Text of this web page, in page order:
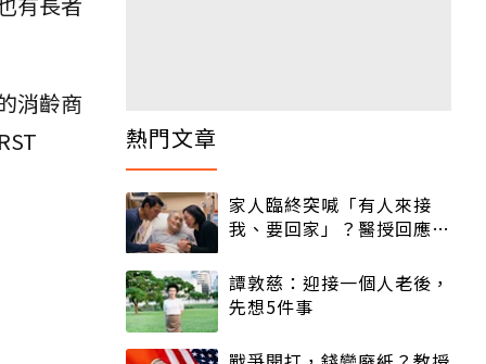
消齡商
熱門文章
家人臨終突喊「有人來接
我、要回家」？醫授回應方
譚敦慈：迎接一個人老後，
先想5件事